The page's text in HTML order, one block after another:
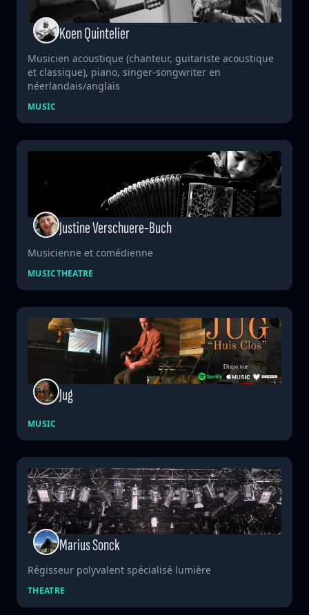
Koen Quintelier
Musicien acoustique (chanteur, guitariste acoustique
et classique), piano, singer-songwriter en
néerlandais/anglais
MUSIC
Justine Verschuere-Buch
Musicienne et comédienne
MUSICTHEATRE
Jug
MUSIC
Marius Sonck
Régisseur polyvalent spécialisé lumière
THEATRE